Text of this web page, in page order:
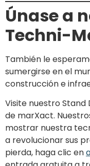
Únase a
Techni-
También le
sumergirse en el
construcción e
Visite nuestro Stand
de marXact.
mostrar nuestra
a revolucionar sus
pierda, haga clic en